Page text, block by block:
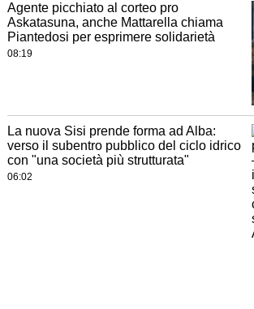
Agente picchiato al corteo pro
Askatasuna, anche Mattarella chiama
Piantedosi per esprimere solidarietà
08:19
La nuova Sisi prende forma ad Alba:
verso il subentro pubblico del ciclo idrico
con "una società più strutturata"
06:02